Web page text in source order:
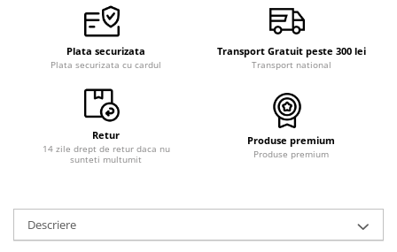
Curele Casio
Curele cauciuc
Curele Garmin
Curele metalice
Curele militare
Curele piele
Curele textile
Handmade / Bijutieri
Plata securizata
Plata securizata cu cardul
Transport Gratuit peste 300 lei
Transport national
Retur
14 zile drept de retur daca nu
sunteti multumit
Produse premium
Produse premium
Descriere